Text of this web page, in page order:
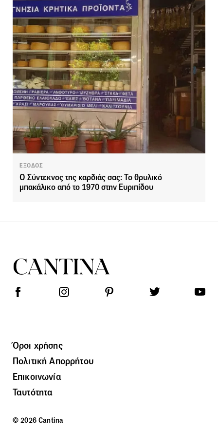
ΕΞΟΔΟΣ
Ο Σύντεκνος της καρδιάς σας: Το θρυλικό
μπακάλικο από το 1970 στην Ευριπίδου
Όροι χρήσης
Πολιτική Απορρήτου
Επικοινωνία
Ταυτότητα
© 2026 Cantina